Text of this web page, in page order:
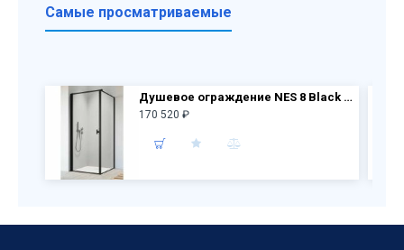
Самые просматриваемые
Душевое ограждение NES 8 Black KDJ I Frame дверь 10022090-54-56L + бок.перегородка 10039090-54-56
170 520 ₽